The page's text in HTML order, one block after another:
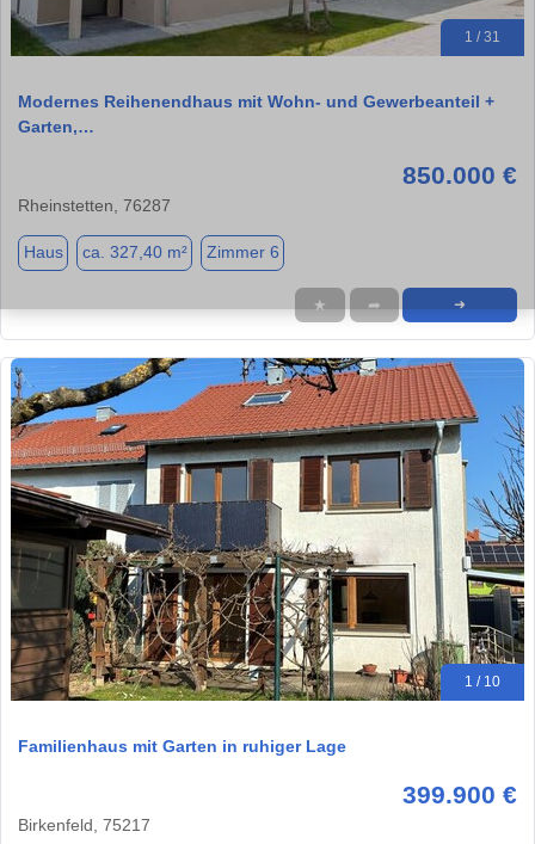
1 / 31
Modernes Reihenendhaus mit Wohn- und Gewerbeanteil +
Garten,…
850.000 €
Rheinstetten, 76287
Haus ca. 327,40 m² Zimmer 6
★ ➦ ➜
1 / 10
Familienhaus mit Garten in ruhiger Lage
399.900 €
Birkenfeld, 75217